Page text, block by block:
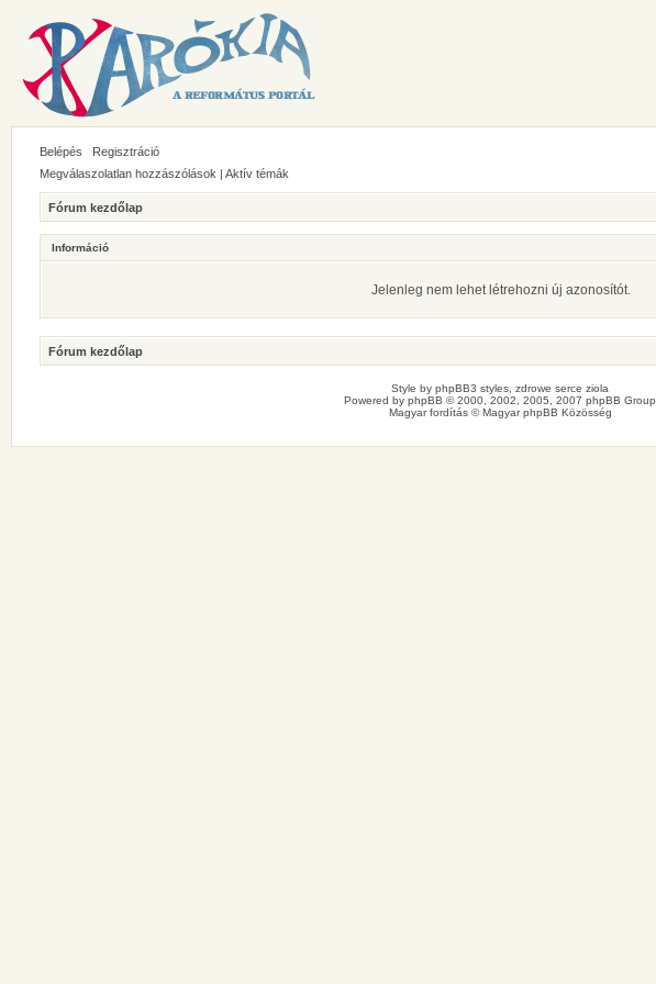
Belépés Regisztráció
Megválaszolatlan hozzászólások | Aktív témák
Fórum kezdőlap
Információ
Jelenleg nem lehet létrehozni új azonosítót.
Fórum kezdőlap
Style by phpBB3 styles , zdrowe serce ziola
Powered by phpBB © 2000, 2002, 2005, 2007 phpBB Group
Magyar fordítás ©Magyar phpBB Közösség